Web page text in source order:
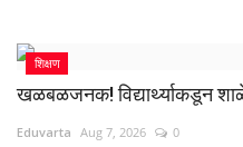
शिक्षण
खळबळजनक! विद्यार्थ्याकडून
Eduvarta Aug 7, 2026 0